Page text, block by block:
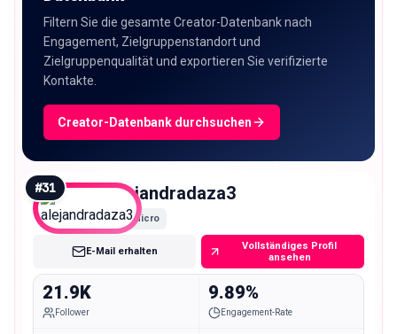
Filtern Sie die gesamte Creator-Datenbank nach
Engagement, Zielgruppenstandort und
Zielgruppenqualität und exportieren Sie verifizierte
Kontakte.
Creator-Datenbank durchsuchen
#31 alejandradaza3
Micro
E-Mail erhalten
Vollständiges Profil
ansehen
21.9K
Follower
9.89%
Engagement-Rate